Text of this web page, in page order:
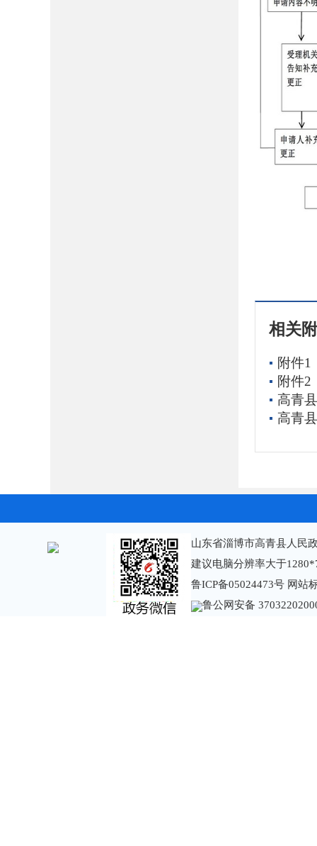
相关
附件1
附件2
高青
高青
山东省淄博市高青县人民
建议电脑分辨率大于
鲁ICP备05024473号 网站
鲁公网安备